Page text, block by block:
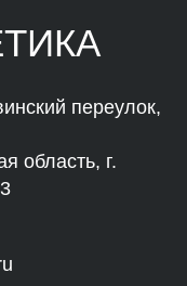
переулок,
область, г.